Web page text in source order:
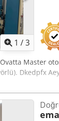
1 /3
Ovatta Master
Dkedpfx
ema